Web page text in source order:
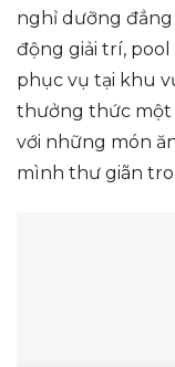
nghỉ dưỡng đẳng
động giải trí, pool
phục vụ tại khu
thưởng thức một
với những món
mình thư giãn